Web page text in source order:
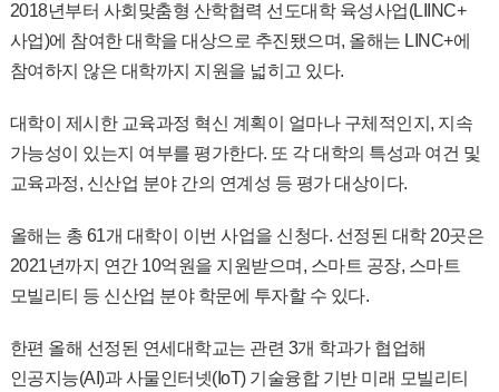
2018년부터 사회맞춤형 산학협력 선도대학 육성사업(LIINC+
사업)에 참여한 대학을 대상으로 추진됐으며, 올해는 LINC+에
참여하지 않은 대학까지 지원을 넓히고 있다.
대학이 제시한 교육과정 혁신 계획이 얼마나 구체적인지, 지속
가능성이 있는지 여부를 평가한다. 또 각 대학의 특성과 여건 및
교육과정, 신산업 분야 간의 연계성 등 평가 대상이다.
올해는 총 61개 대학이 이번 사업을 신청다. 선정된 대학 20곳은
2021년까지 연간 10억원을 지원받으며, 스마트 공장, 스마트
모빌리티 등 신산업 분야 학문에 투자할 수 있다.
한편 올해 선정된 연세대학교는 관련 3개 학과가 협업해
인공지능(AI)과 사물인터넷(IoT) 기술융합 기반 미래 모빌리티